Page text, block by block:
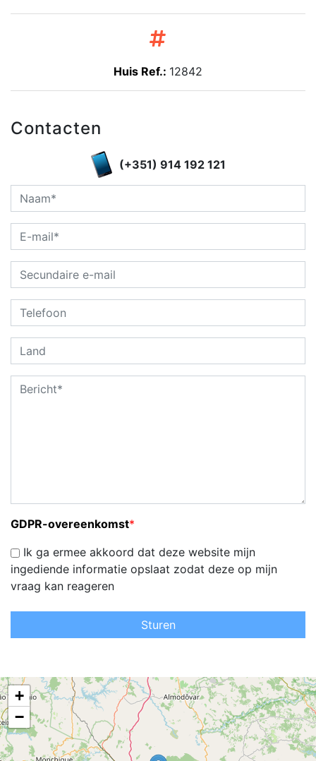
Huis Ref.: 12842
Contacten
(+351) 914 192 121
GDPR-overeenkomst*
Ik ga ermee akkoord dat deze website mijn
ingediende informatie opslaat zodat deze op mijn
vraag kan reageren
Sturen
+
−